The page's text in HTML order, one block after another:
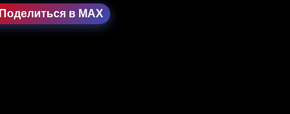
Поделиться в MAX